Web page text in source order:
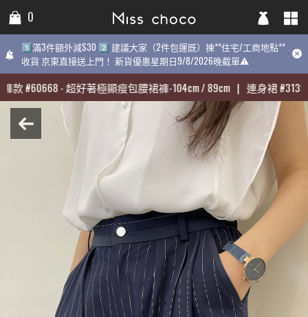
0
1️⃣滿3件額外減$30 2️⃣ 建議大家（2件包運既）揀**住宅/工商地點**
收貨 京東直接送上門！ 新貨優惠星期日9/8/2026晚截單⚠️
款#60668-超好著極顯瘦包腰裙褲-104cm / 89cm | 連身裙#31398
0
1️⃣滿3件額外減$30 2️⃣ 建議大家（2件包運既）揀**住宅/工商地點**
收貨 京東直接送上門！ 新貨優惠星期日9/8/2026晚截單⚠️
款#60668-超好著極顯瘦包腰裙褲-104cm / 89cm | 連身裙#31398
1️⃣滿3件額外減$30 2️⃣ 建議大家（2件包運既）揀**住宅/工商地點**
9/8/2026晚截單⚠️
熱賣: 褲款#60668-超好著極顯瘦包腰裙褲-104cm / 89cm | 連身裙